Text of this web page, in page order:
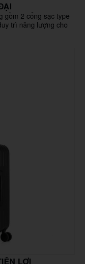
gồm 2 cổng sạc type
trì năng lượng cho
LỢI